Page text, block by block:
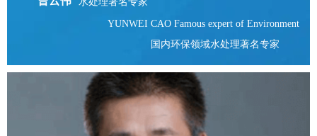
YUNWEI CAO Famous expert of Environment
国内环保领域水处理著名专家